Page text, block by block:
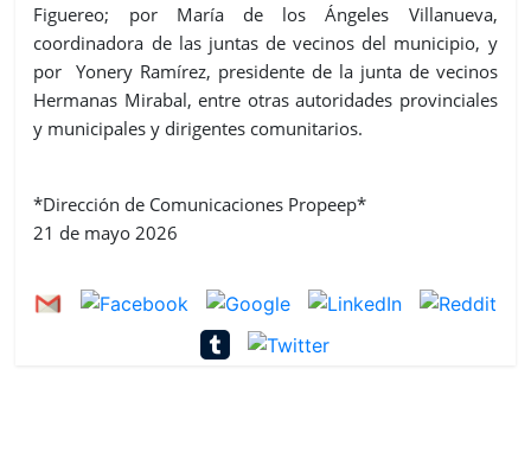
Figuereo; por María de los Ángeles Villanueva,
coordinadora de las juntas de vecinos del municipio, y
por Yonery Ramírez, presidente de la junta de vecinos
Hermanas Mirabal, entre otras autoridades provinciales
y municipales y dirigentes comunitarios.
*Dirección de Comunicaciones Propeep*
21 de mayo 2026